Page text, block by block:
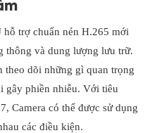
hỗ trợ chuẩn nén H.265 mới
thông và dung lượng lưu trữ.
theo dõi những gì quan trọng
gây phiền nhiễu. Với tiêu
Camera có thể được sử dụng
các điều kiện.